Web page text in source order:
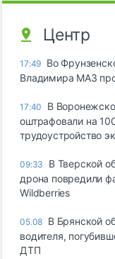
Центр
17:49 Во
Владимира МАЗ
17:40
В
оштрафовали на
трудоустройство
09:33
В Тверской
дрона повредили
Wildberries
05.08 В Брянской
водителя,
ДТП